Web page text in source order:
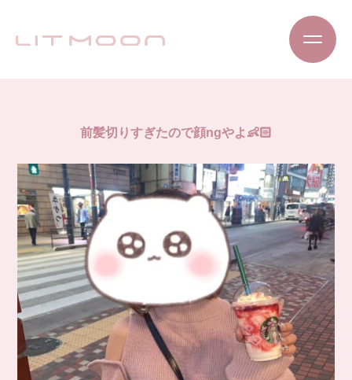
前髪切りすぎたので顔ngやよ👶🏻